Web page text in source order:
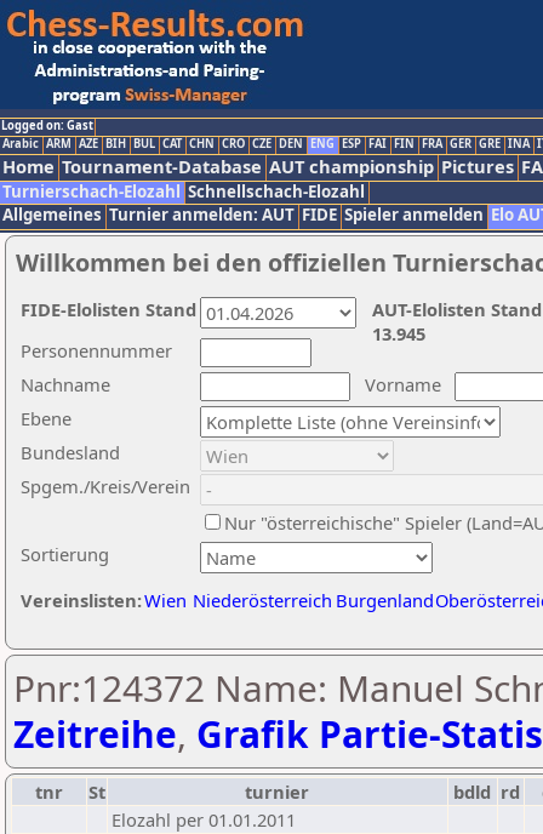
Logged on: Gast
Arabic ARM AZE BIH BUL CAT CHN CRO CZE DEN ENG ESP FAI FIN FRA GER GRE INA
Home Tournament-Database AUT championship Pictures
Turnierschach-Elozahl Schnellschach-Elozahl
Allgemeines Turnier anmelden: AUT FIDE Spieler anmelden Elo
Willkommen bei den offiziellen
Nachname
Vorname
Ebene
Sortierung
Personennummer
Bundesland
Spgem./Kreis/Verein
Nur "österreichische" Spieler
Vereinslisten:Wien Niederösterreich Burgenland
AUT-Elolisten
13.945
FIDE-Elolisten Stand
Pnr:124372 Name: Manuel
Zeitreihe, Grafik Partie-
tnr St turnier bdld rd
Elozahl per 01.01.2011